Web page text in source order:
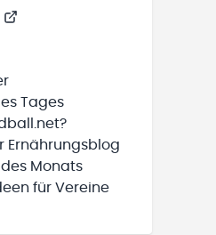
Tages
Ernährungsblog
Monats
für Vereine